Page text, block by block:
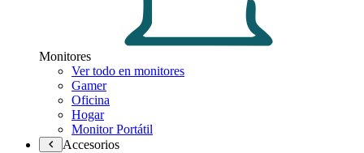
Monitores
Ver todo en monitores
Gamer
Oficina
Hogar
Monitor Portátil
Accesorios